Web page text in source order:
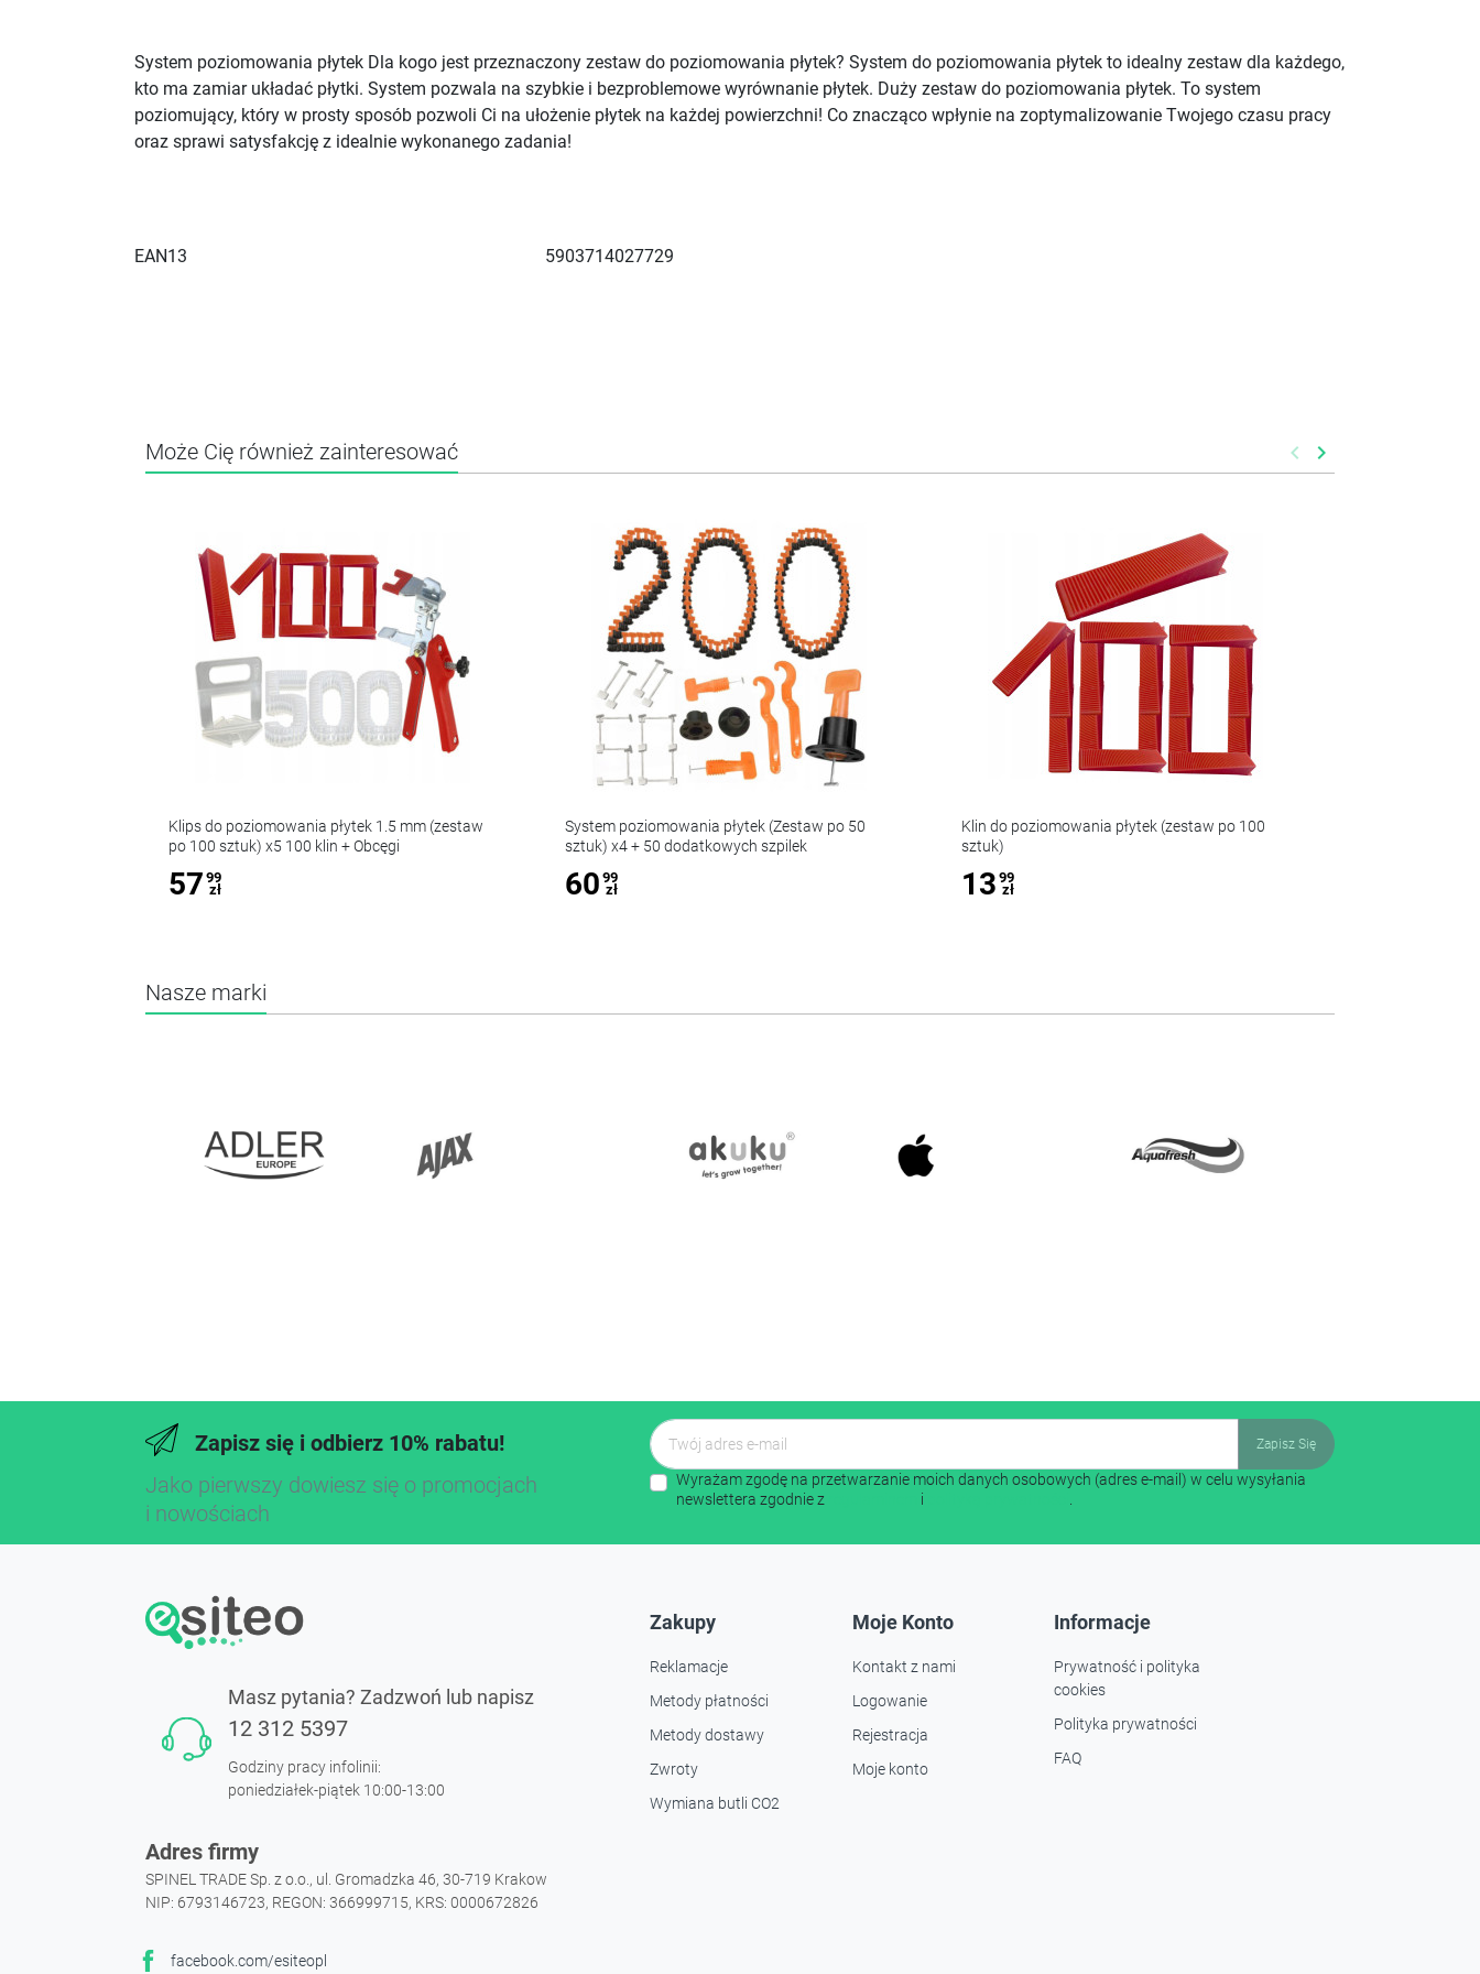
System poziomowania płytek Dla kogo jest przeznaczony zestaw do poziomowania płytek? System do poziomowania płytek to idealny zestaw dla każdego,
kto ma zamiar układać płytki. System pozwala na szybkie i bezproblemowe wyrównanie płytek. Duży zestaw do poziomowania płytek. To system
poziomujący, który w prosty sposób pozwoli Ci na ułożenie płytek na każdej powierzchni! Co znacząco wpłynie na zoptymalizowanie Twojego czasu pracy
oraz sprawi satysfakcję z idealnie wykonanego zadania!
EAN13 5903714027729
Może Cię również zainteresować Poprzedni
keyboard_arrow_left Następny
keyboard_arrow_right
Klips do poziomowania płytek 1.5 mm (zestaw
po 100 sztuk) x5 100 klin + Obcęgi
57 99
zł
System poziomowania płytek (Zestaw po 50
sztuk) x4 + 50 dodatkowych szpilek
60 99
zł
Klin do poziomowania płytek (zestaw po 100
sztuk)
13 99
zł
Nasze marki
Zapisz się i odbierz 10% rabatu!
Jako pierwszy dowiesz się o promocjach
i nowościach
Wyrażam zgodę na przetwarzanie moich danych osobowych (adres e-mail) w celu wysyłania
newslettera zgodnie z
i
Masz pytania? Zadzwoń lub napisz
12 312 5397
Godziny pracy infolinii:
poniedziałek-piątek 10:00-13:00
Adres firmy
SPINEL TRADE Sp. z o.o., ul. Gromadzka 46, 30-719 Krakow
NIP: 6793146723, REGON: 366999715, KRS: 0000672826
facebook.com/esiteopl
Zakupy
Reklamacje
Metody płatności
Metody dostawy
Zwroty
Wymiana butli CO2
Moje Konto
Kontakt z nami
Logowanie
Rejestracja
Moje konto
Informacje
Prywatność i polityka
cookies
Polityka prywatności
FAQ